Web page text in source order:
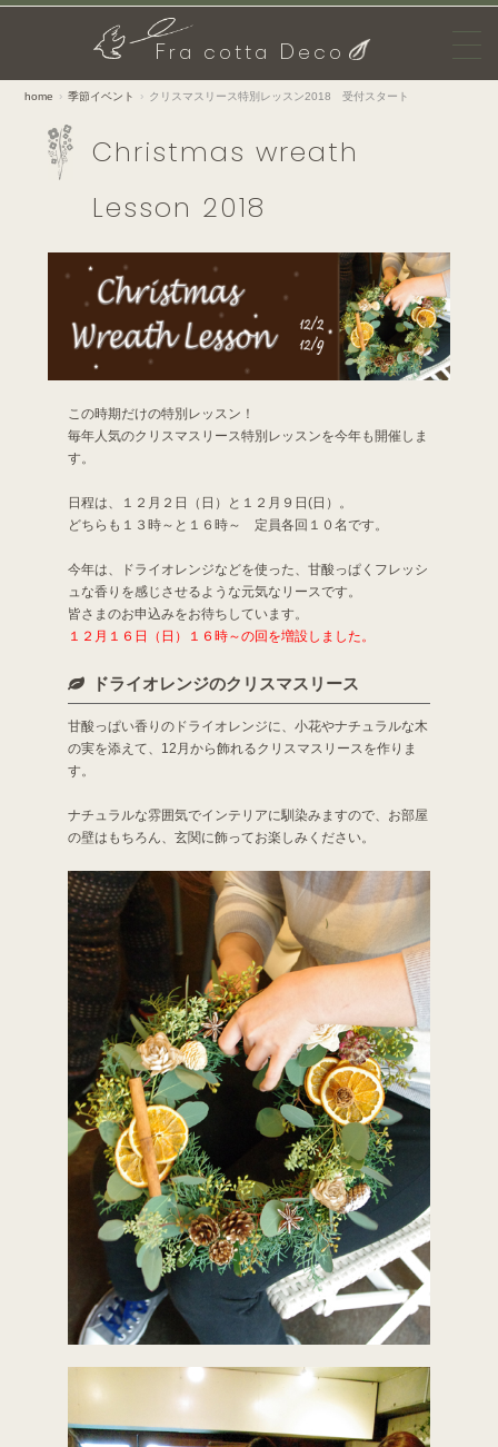
Fra cotta D eco
home 季節イベント クリスマスリース特別レッスン2018 受付スタート
Christmas wreath
Lesson 2018
この時期だけの特別レッスン！
毎年人気のクリスマスリース特別レッスンを今年も開催しま
す。
日程は、１２月２日（日）と１２月９日(日）。
どちらも１３時～と１６時～ 定員各回１０名です。
今年は、ドライオレンジなどを使った、甘酸っぱくフレッシ
ュな香りを感じさせるような元気なリースです。
皆さまのお申込みをお待ちしています。
１２月１６日（日）１６時～の回を増設しました。
ドライオレンジのクリスマスリース
甘酸っぱい香りのドライオレンジに、小花やナチュラルな木
の実を添えて、12月から飾れるクリスマスリースを作りま
す。
ナチュラルな雰囲気でインテリアに馴染みますので、お部屋
の壁はもちろん、玄関に飾ってお楽しみください。